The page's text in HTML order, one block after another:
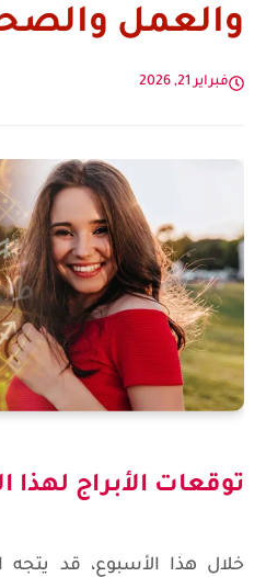
والعمل
فبراير 21, 2026
توقعات الأبراج لهذا
خلال هذا الأسبوع، قد يتجه